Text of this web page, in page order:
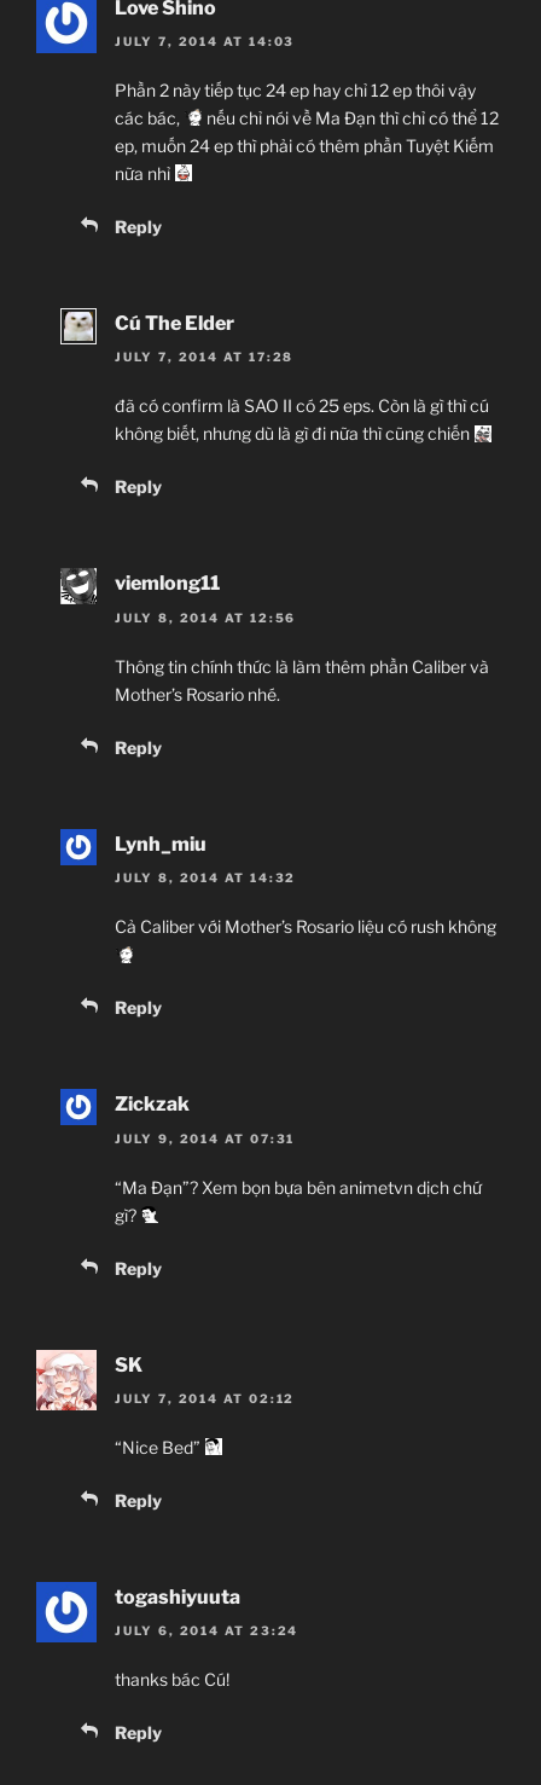
Love Shino
JULY 7, 2014 AT 14:03
Phần 2 này tiếp tục 24 ep hay chỉ 12 ep thôi vậy
các bác,
nếu chỉ nói về Ma Đạn thì chỉ có thể 12
ep, muốn 24 ep thì phải có thêm phần Tuyệt Kiếm
nữa nhỉ
Reply
Cú The Elder
JULY 7, 2014 AT 17:28
đã có confirm là SAO II có 25 eps. Còn là gì thì cú
không biết, nhưng dù là gì đi nữa thì cũng chiến
Reply
viemlong11
JULY 8, 2014 AT 12:56
Thông tin chính thức là làm thêm phần Caliber và
Mother’s Rosario nhé.
Reply
Lynh_miu
JULY 8, 2014 AT 14:32
Cả Caliber với Mother’s Rosario liệu có rush không
Reply
Zickzak
JULY 9, 2014 AT 07:31
“Ma Đạn”? Xem bọn bựa bên animetvn dịch chứ
gì?
Reply
SK
JULY 7, 2014 AT 02:12
“Nice Bed”
Reply
togashiyuuta
JULY 6, 2014 AT 23:24
thanks bác Cú!
Reply